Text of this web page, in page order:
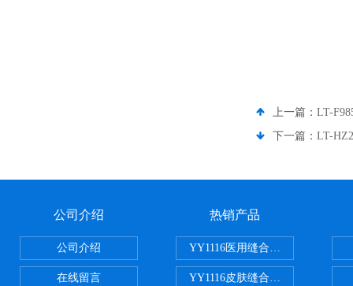
上一篇： LT-
下一篇： LT-
公司介绍
公司介绍
在线留言
热销产品
YY1116医用缝合线线径试验仪
YY1116皮肤缝合线线径测量仪